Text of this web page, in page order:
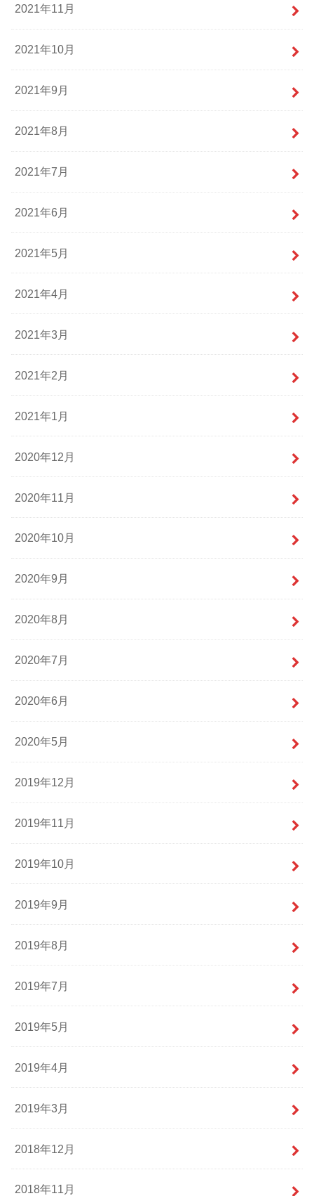
2021年11月
2021年10月
2021年9月
2021年8月
2021年7月
2021年6月
2021年5月
2021年4月
2021年3月
2021年2月
2021年1月
2020年12月
2020年11月
2020年10月
2020年9月
2020年8月
2020年7月
2020年6月
2020年5月
2019年12月
2019年11月
2019年10月
2019年9月
2019年8月
2019年7月
2019年5月
2019年4月
2019年3月
2018年12月
2018年11月